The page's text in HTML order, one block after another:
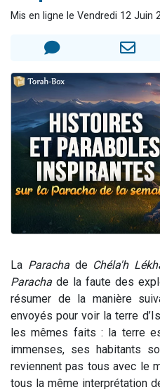
Il reste 49
12
Mis en ligne le Vendredi 12 Juin
La Parachade Chéla'h
Paracha de la faute des
résumer de la manière
envoyés pour voir la terre
les mêmes faits : la terre
immenses, ses habitants
reviennent pas tous avec le
tous la même interprétation